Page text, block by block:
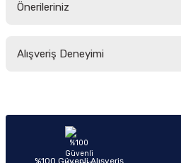
Önerileriniz
yetersiz gördüğünüz noktaları öneri
Ürün açıklamasında eksik bilgiler
Ürün bilgilerinde hatalar bulunuyor.
Alışveriş Deneyimi
Sitemize ilk yorumu
%100 Güvenli Alışveriş